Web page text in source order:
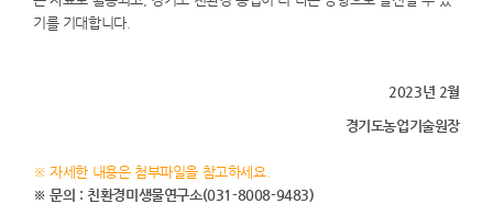
기를 기대합니다.
2023년 2월
경기도농업기술원장
※ 자세한 내용은 첨부파일을 참고하세요.
※ 문의 : 친환경미생물연구소(031-8008-9483)